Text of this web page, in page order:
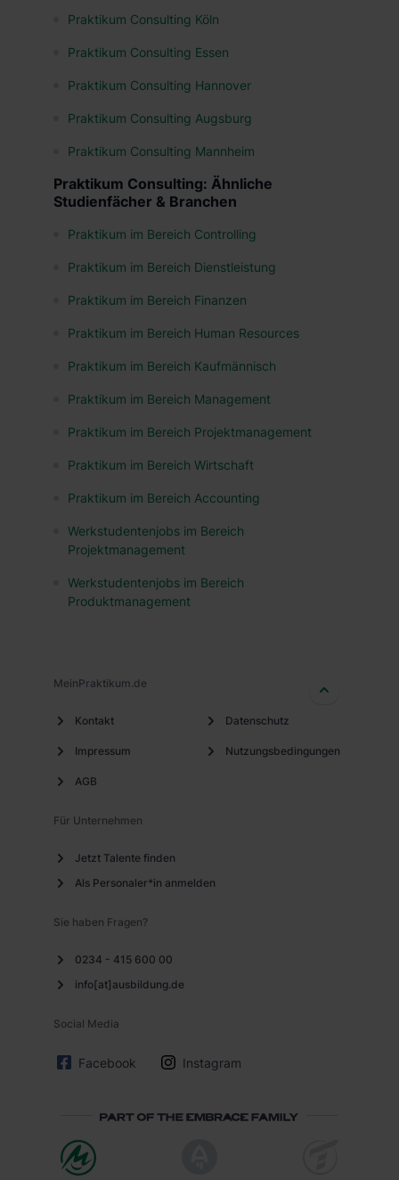
Praktikum Consulting Köln
Praktikum Consulting Essen
Praktikum Consulting Hannover
Praktikum Consulting Augsburg
Praktikum Consulting Mannheim
Praktikum Consulting: Ähnliche
Studienfächer & Branchen
Praktikum im Bereich Controlling
Praktikum im Bereich Dienstleistung
Praktikum im Bereich Finanzen
Praktikum im Bereich Human Resources
Praktikum im Bereich Kaufmännisch
Praktikum im Bereich Management
Praktikum im Bereich Projektmanagement
Praktikum im Bereich Wirtschaft
Praktikum im Bereich Accounting
Werkstudentenjobs im Bereich
Projektmanagement
Werkstudentenjobs im Bereich
Produktmanagement
MeinPraktikum.de
Kontakt
Impressum
AGB
Datenschutz
Nutzungsbedingungen
Für Unternehmen
Jetzt Talente finden
Als Personaler*in anmelden
Sie haben Fragen?
0234 - 415 600 00
info[at]ausbildung.de
Social Media
Facebook Instagram